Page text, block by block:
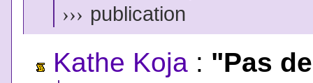
››› publication
Kathe Koja : "Pas